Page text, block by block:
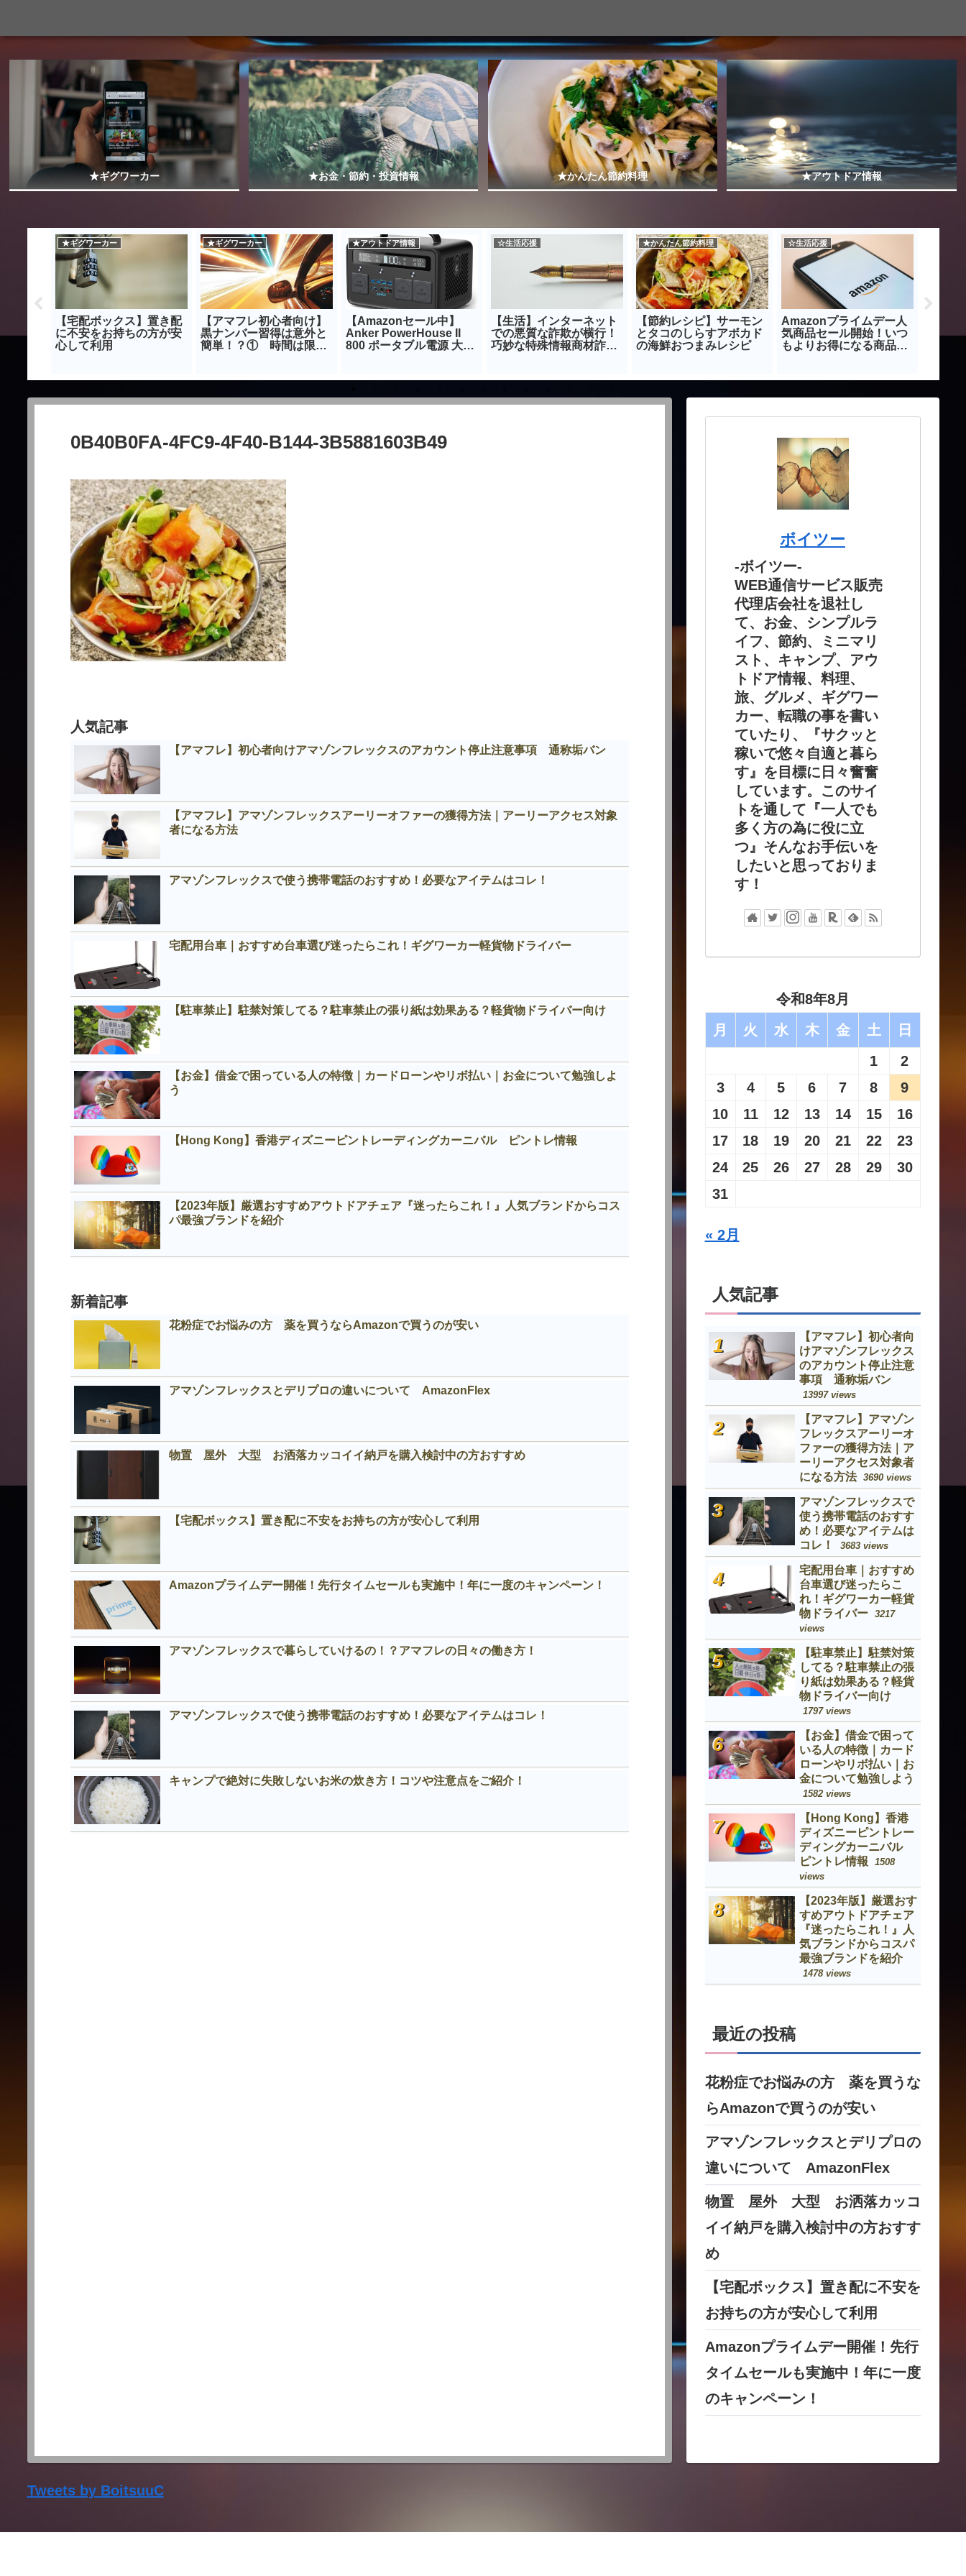
★ギグワーカー ★お金・節約・投資情報 ★かんたん節約料理 ★アウトドア情報
にな
★ギグワーカー
【宅配ボックス】置き配
に不安をお持ちの方が安
心して利用
★ギグワーカー
【アマフレ初心者向け】
黒ナンバー習得は意外と
簡単！？① 時間は限ら
★アウトドア情報
【Amazonセール中】
Anker PowerHouse II
800 ポータブル電源 大容
☆生活応援
【生活】インターネット
での悪質な詐欺が横行！
巧妙な特殊情報商材詐欺
★かんたん節約料理
【節約レシピ】サーモン
とタコのしらすアボカド
の海鮮おつまみレシピ
☆生活応援
Amazonプライムデー人
気商品セール開始！いつ
もよりお得になる商品を
ら『
0B40B0FA-4FC9-4F40-B144-3B5881603B49
人気記事
【アマフレ】初心者向けアマゾンフレックスのアカウント停止注意事項 通称垢バン
【アマフレ】アマゾンフレックスアーリーオファーの獲得方法｜アーリーアクセス対象
者になる方法
アマゾンフレックスで使う携帯電話のおすすめ！必要なアイテムはコレ！
宅配用台車｜おすすめ台車選び迷ったらこれ！ギグワーカー軽貨物ドライバー
【駐車禁止】駐禁対策してる？駐車禁止の張り紙は効果ある？軽貨物ドライバー向け
【お金】借金で困っている人の特徴｜カードローンやリボ払い｜お金について勉強しよ
う
【Hong Kong】香港ディズニーピントレーディングカーニバル ピントレ情報
【2023年版】厳選おすすめアウトドアチェア『迷ったらこれ！』人気ブランドからコス
パ最強ブランドを紹介
新着記事
花粉症でお悩みの方 薬を買うならAmazonで買うのが安い
アマゾンフレックスとデリプロの違いについて AmazonFlex
物置 屋外 大型 お洒落カッコイイ納戸を購入検討中の方おすすめ
【宅配ボックス】置き配に不安をお持ちの方が安心して利用
Amazonプライムデー開催！先行タイムセールも実施中！年に一度のキャンペーン！
アマゾンフレックスで暮らしていけるの！？アマフレの日々の働き方！
アマゾンフレックスで使う携帯電話のおすすめ！必要なアイテムはコレ！
キャンプで絶対に失敗しないお米の炊き方！コツや注意点をご紹介！
ボイツー
-ボイツー-
WEB通信サービス販売
代理店会社を退社し
て、お金、シンプルラ
イフ、節約、ミニマリ
スト、キャンプ、アウ
トドア情報、料理、
旅、グルメ、ギグワー
カー、転職の事を書い
ていたり、『サクッと
稼いで悠々自適と暮ら
す』を目標に日々奮奮
しています。このサイ
トを通して『一人でも
多く方の為に役に立
つ』そんなお手伝いを
したいと思っておりま
す！
令和8年8月
月
火 水 木 金 土
日
1
2
3
4 5 6 7 8
9
10
11 12 13 14 15
16
17
18 19 20 21 22
23
24
25 26 27 28 29
30
31
« 2月
人気記事
【アマフレ】初心者向
けアマゾンフレックス
のアカウント停止注意
事項 通称垢バン
13997 views
【アマフレ】アマゾン
フレックスアーリーオ
ファーの獲得方法｜ア
ーリーアクセス対象者
になる方法
3690 views
アマゾンフレックスで
使う携帯電話のおすす
め！必要なアイテムは
コレ！
3683 views
宅配用台車｜おすすめ
台車選び迷ったらこ
れ！ギグワーカー軽貨
物ドライバー
3217
views
【駐車禁止】駐禁対策
してる？駐車禁止の張
り紙は効果ある？軽貨
物ドライバー向け
1797 views
【お金】借金で困って
いる人の特徴｜カード
ローンやリボ払い｜お
金について勉強しよう
1582 views
【Hong Kong】香港
ディズニーピントレー
ディングカーニバル
ピントレ情報
1508
views
【2023年版】厳選おす
すめアウトドアチェア
『迷ったらこれ！』人
気ブランドからコスパ
最強ブランドを紹介
1478 views
最近の投稿
花粉症でお悩みの方 薬を買うな
らAmazonで買うのが安い
アマゾンフレックスとデリプロの
違いについて AmazonFlex
物置 屋外 大型 お洒落カッコ
イイ納戸を購入検討中の方おすす
め
【宅配ボックス】置き配に不安を
お持ちの方が安心して利用
Amazonプライムデー開催！先行
タイムセールも実施中！年に一度
のキャンペーン！
Tweets by BoitsuuC